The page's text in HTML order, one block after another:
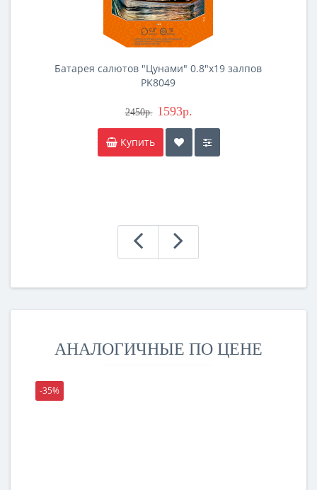
Батарея салютов "Цунами" 0.8"х19 залпов
PK8049
2450р. 1593р.
Купить
АНАЛОГИЧНЫЕ ПО ЦЕНЕ
-35%